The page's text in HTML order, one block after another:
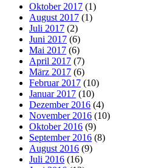
Oktober 2017 (1)
August 2017 (1)
Juli 2017 (2)
Juni 2017 (6)
Mai 2017 (6)
April 2017 (7)
März 2017 (6)
Februar 2017 (10)
Januar 2017 (10)
Dezember 2016 (4)
November 2016 (10)
Oktober 2016 (9)
September 2016 (8)
August 2016 (9)
Juli 2016 (16)